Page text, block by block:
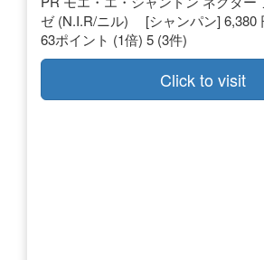
ゼ (N.I.R/ニル) [シャンパン] 6,380
63ポイント (1倍) 5 (3件)
Click to visit